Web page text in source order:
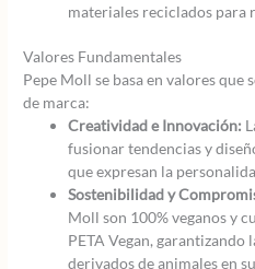
materiales reciclados para
Valores Fundamentales
Pepe Moll se basa en valores que
de marca:
Creatividad e Innovación:
fusionar tendencias y
que expresan la
Sostenibilidad y
Moll son 100% veganos y
PETA Vegan, garantizando
derivados de animales en